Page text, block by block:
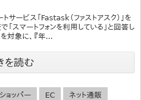
サービス「Fastask（ファストアスク）」を
スマートフォンを利用している」と回答し
象に、『年...
を読む
ショッパー EC ネット通販